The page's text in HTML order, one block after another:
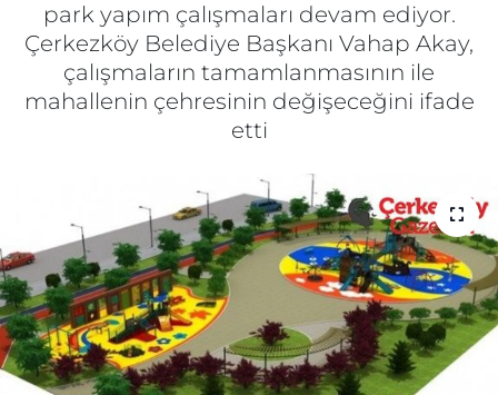
park yapım çalışmaları devam ediyor.
Çerkezköy Belediye Başkanı Vahap Akay,
çalışmaların tamamlanmasının ile
mahallenin çehresinin değişeceğini ifade
etti
Spor
Gizlilik Sözleşmesi
Topluluk Kuralları
Yayın İlkeleri
Haber Arşivi